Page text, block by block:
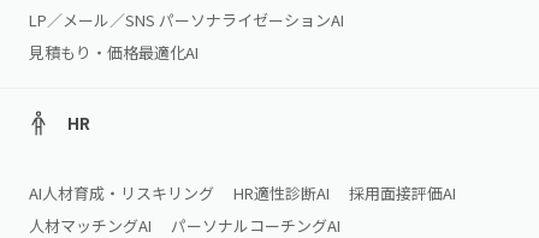
LP／メール／SNS パーソナライゼーションAI
見積もり・価格最適化AI
HR
AI人材育成・リスキリング HR適性診断AI
採用面接評価AI
人材マッチングAI
パーソナルコーチングAI